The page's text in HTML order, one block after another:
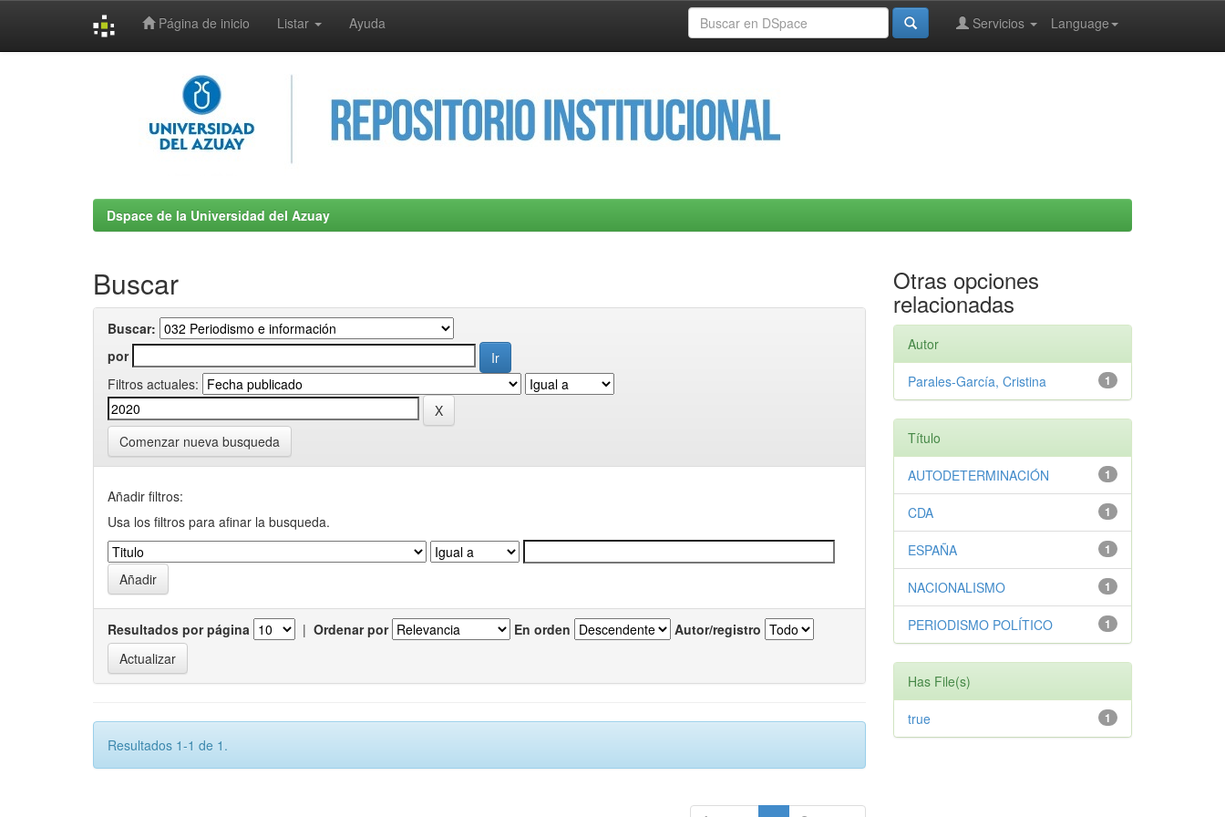
Página de inicio Listar Ayuda Language
Servicios
Dspace de la Universidad del Azuay
Buscar
Buscar:
por
Filtros actuales:
Comenzar nueva busqueda
Añadir filtros:
Usa los filtros para afinar la busqueda.
Resultados por página | Ordenar por En orden Autor/registro
Resultados 1-1 de 1.
Otras opciones
relacionadas
Autor
1
Parales-García, Cristina
Título
1
AUTODETERMINACIÓN
1
CDA
1
ESPAÑA
1
NACIONALISMO
1
PERIODISMO POLÍTICO
Has File(s)
1
true